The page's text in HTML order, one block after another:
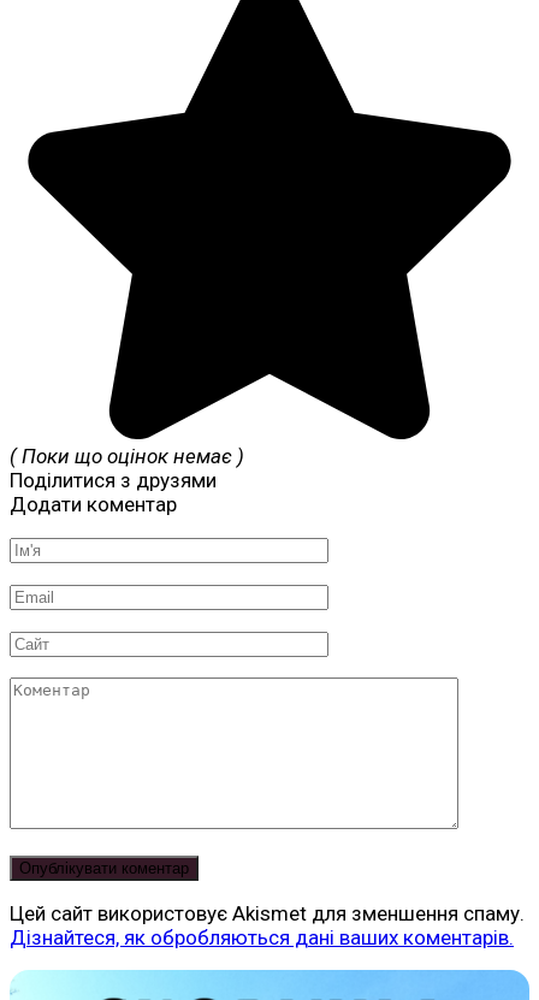
( Поки що оцінок немає )
Поділитися з друзями
Додати коментар
Ім'я
Email
Сайт
Коментар
Цей сайт використовує Akismet для зменшення спаму.
Дізнайтеся, як обробляються дані ваших коментарів.